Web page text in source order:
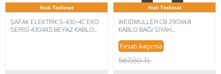
Hızlı Teslimat
ŞAFAK ELEKTRİK S-430-4C EKO
SERİSİ 430X4.5 BEYAZ KABLO
Hızlı Teslimat
WEIDMULLER CB 290X4.8
KABLO BAĞI SİYAH
Fırsatı kaçırma
567,60 TL